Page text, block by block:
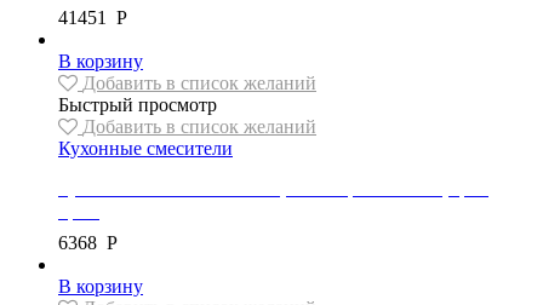
41451 Р
В корзину
Добавить в список желаний
Быстрый просмотр
Добавить в список желаний
Кухонные смесители
6368 Р
В корзину